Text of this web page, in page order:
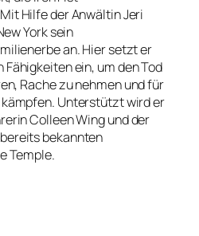
Hilfe der Anwältin Jeri
York sein
an. Hier setzt er
ein, um den Tod
Rache zu nehmen und für
Unterstützt wird er
Colleen Wing und der
bekannten
Temple.